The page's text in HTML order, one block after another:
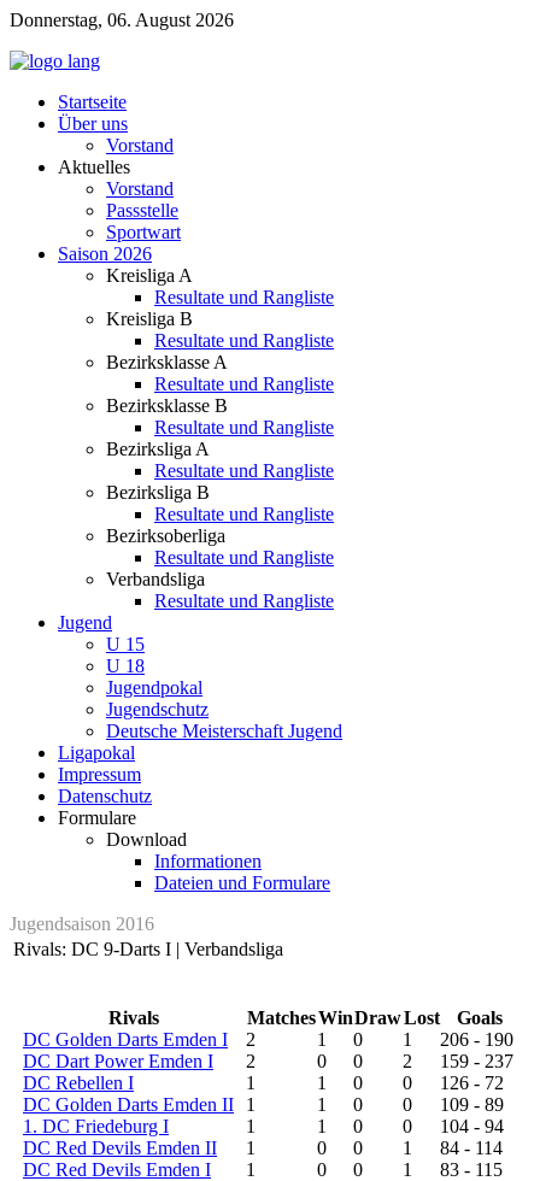
Donnerstag, 06. August 2026
Startseite
Über uns
Vorstand
Aktuelles
Vorstand
Passstelle
Sportwart
Saison 2026
Kreisliga A
Resultate und Rangliste
Kreisliga B
Resultate und Rangliste
Bezirksklasse A
Resultate und Rangliste
Bezirksklasse B
Resultate und Rangliste
Bezirksliga A
Resultate und Rangliste
Bezirksliga B
Resultate und Rangliste
Bezirksoberliga
Resultate und Rangliste
Verbandsliga
Resultate und Rangliste
Jugend
U 15
U 18
Jugendpokal
Jugendschutz
Deutsche Meisterschaft Jugend
Ligapokal
Impressum
Datenschutz
Formulare
Download
Informationen
Dateien und Formulare
Jugendsaison 2016
Rivals: DC 9-Darts I | Verbandsliga
Rivals MatchesWinDrawLost
Goals
DC Golden Darts Emden I
2 1 0 1
206 - 190
DC Dart Power Emden I
2 0 0 2
159 - 237
DC Rebellen I
1 1 0 0
126 - 72
DC Golden Darts Emden II
1 1 0 0
109 - 89
1. DC Friedeburg I
1 1 0 0
104 - 94
DC Red Devils Emden II
1 0 0 1
84 - 114
DC Red Devils Emden I
1 0 0 1 83 - 115